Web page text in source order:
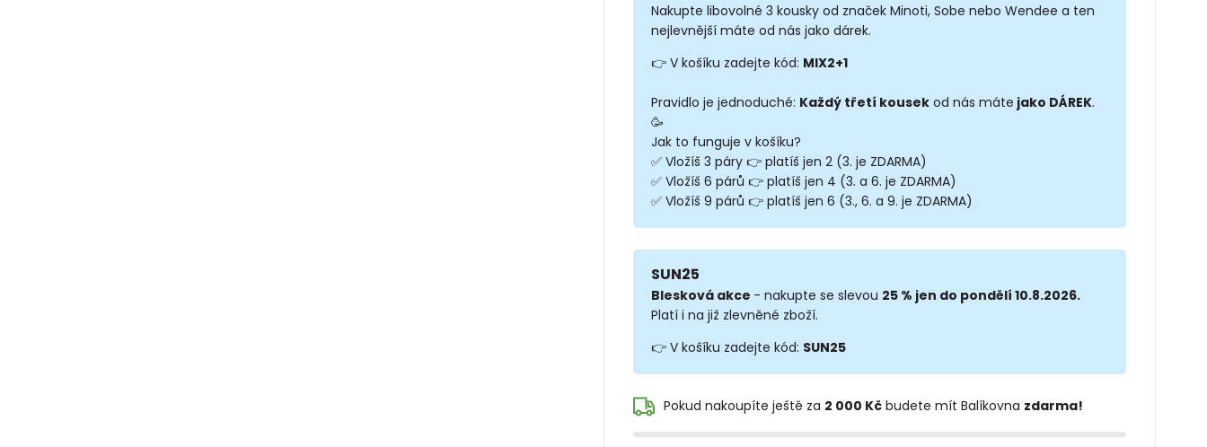
Nakupte libovolné 3 kousky od značek Minoti, Sobe nebo Wendee a ten
nejlevnější máte od nás jako dárek.
👉 V košíku zadejte kód: MIX2+1
Pravidlo je jednoduché: Každý třetí kousekod nás máte jako DÁREK.
🥳
Jak to funguje v košíku?
✅ Vložíš 3 páry 👉 platíš jen 2 (3. je ZDARMA)
✅ Vložíš 6 párů 👉 platíš jen 4 (3. a 6. je ZDARMA)
✅ Vložíš 9 párů 👉 platíš jen 6 (3., 6. a 9. je ZDARMA)
SUN25
Blesková akce - nakupte se slevou 25 % jen do pondělí 10.8.2026.
Platí i na již zlevněné zboží.
👉 V košíku zadejte kód: SUN25
Pokud nakoupíte ještě za 2 000 Kčbudete mít Balíkovna zdarma!